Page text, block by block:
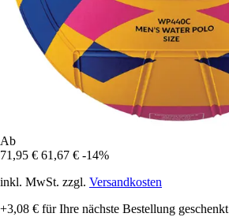
Ab
71,95 € 61,67 € -14%
inkl. MwSt. zzgl. Versandkosten
+3,08 € für Ihre nächste Bestellung geschenkt